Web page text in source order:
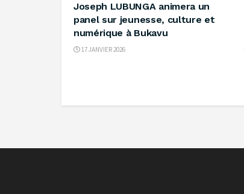
Joseph LUBUNGA animera un
panel sur jeunesse, culture et
numérique à Bukavu
17 JANVIER 2026